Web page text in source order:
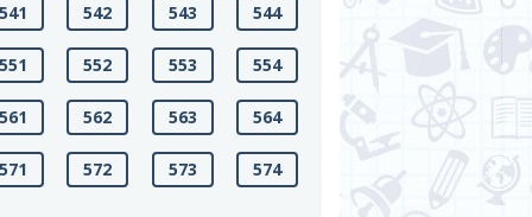
542 543 544
552 553 554
562 563 564
572 573 574